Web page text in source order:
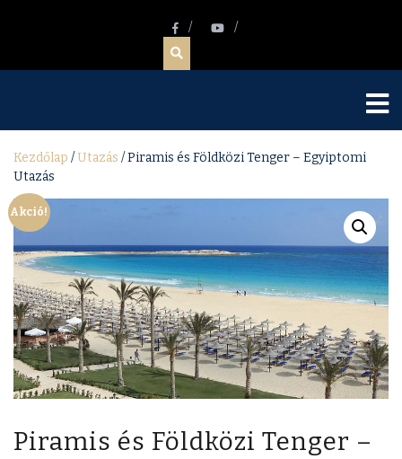
Kezdőlap /Utazás / Piramis és Földközi Tenger – Egyiptomi
Utazás
Akció!
Piramis és Földközi Tenger –